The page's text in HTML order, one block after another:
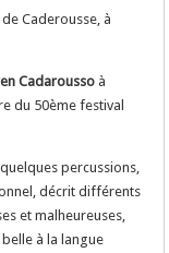
Caderousse, à
Cadarousso à
du 50ème festival
percussions,
décrit différents
et malheureuses,
à la langue